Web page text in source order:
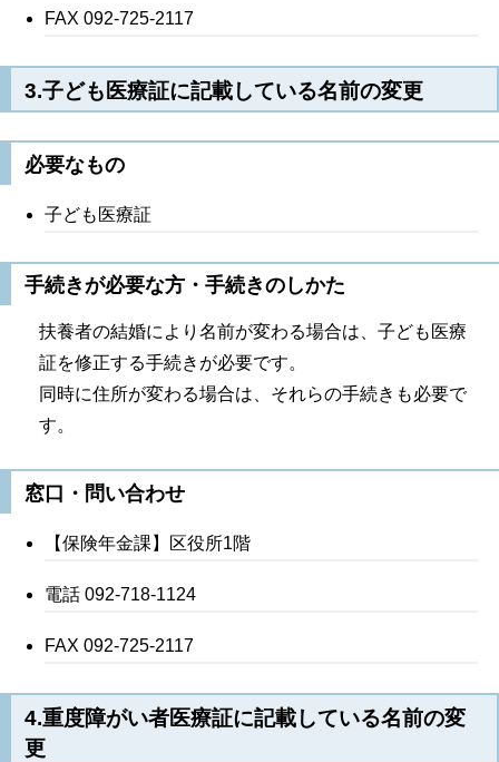
FAX 092-725-2117
3.子ども医療証に記載している名前の変更
必要なもの
子ども医療証
手続きが必要な方・手続きのしかた
扶養者の結婚により名前が変わる場合は、子ども医療
証を修正する手続きが必要です。
同時に住所が変わる場合は、それらの手続きも必要で
す。
窓口・問い合わせ
【保険年金課】区役所1階
電話 092-718-1124
FAX 092-725-2117
4.重度障がい者医療証に記載している名前の変
更